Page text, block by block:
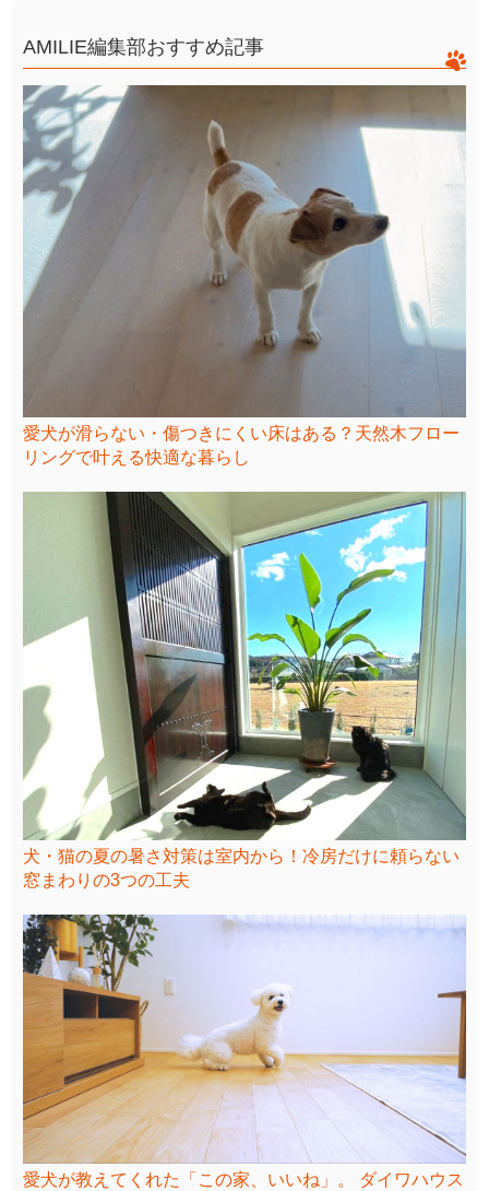
AMILIE編集部おすすめ記事
愛犬が滑らない・傷つきにくい床はある？天然木フロー
リングで叶える快適な暮らし
犬・猫の夏の暑さ対策は室内から！冷房だけに頼らない
窓まわりの3つの工夫
愛犬が教えてくれた「この家、いいね」。 ダイワハウス